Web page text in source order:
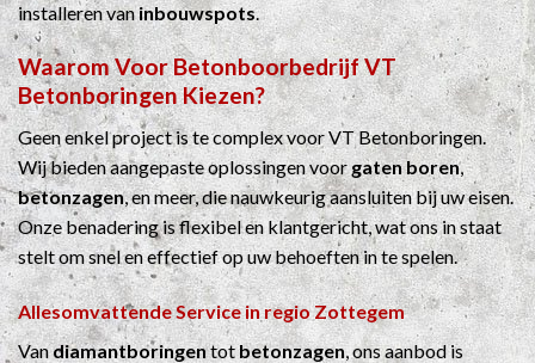
installeren vaninbouwspots.
Waarom VoorBetonboorbedrijfVT
Betonboringen Kiezen?
Geen enkel project is te complex voor VT Betonboringen.
Wij bieden aangepaste oplossingen voorgaten boren,
betonzagen, en meer, die nauwkeurig aansluiten bij uw eisen.
Onze benadering is flexibel en klantgericht, wat ons in staat
stelt om snel en effectief op uw behoeften in te spelen.
Allesomvattende Service in regio Zottegem
Vandiamantboringentotbetonzagen, ons aanbod is